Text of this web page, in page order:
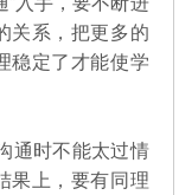
关系，把更多的
稳定了才能使学
通时不能太过情
果上，要有同理